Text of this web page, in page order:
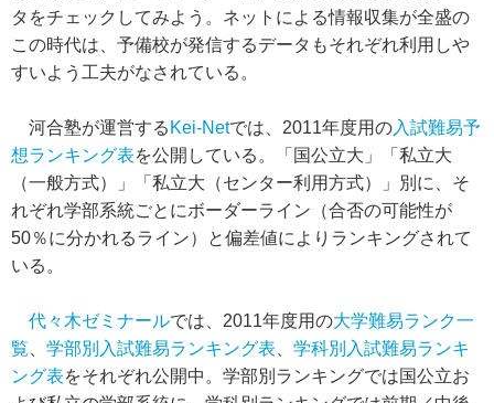
タをチェックしてみよう。ネットによる情報収集が全盛の
この時代は、予備校が発信するデータもそれぞれ利用しや
すいよう工夫がなされている。
河合塾が運営する Kei-Netでは、2011年度用の入試難易予
想ランキング表を公開している。「国公立大」「私立大
（一般方式）」「私立大（センター利用方式）」別に、そ
れぞれ学部系統ごとにボーダーライン（合否の可能性が
50％に分かれるライン）と偏差値によりランキングされて
いる。
代々木ゼミナールでは、2011年度用の大学難易ランク一
覧
学部別入試難易ランキング表
学科別入試難易ランキ
ング表をそれぞれ公開中。学部別ランキングでは国公立お